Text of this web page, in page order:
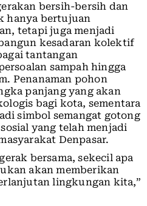
bersih-bersih dan
hanya bertujuan
tetapi juga menjadi
kesadaran kolektif
tantangan
sampah hingga
Penanaman pohon
panjang yang akan
bagi kota, sementara
simbol semangat gotong
yang telah menjadi
Denpasar.
bersama, sekecil apa
akan memberikan
lingkungan kita,”